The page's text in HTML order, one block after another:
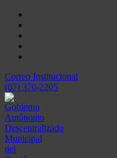
Skip
content
Correo Institucional
(07) 370-2205